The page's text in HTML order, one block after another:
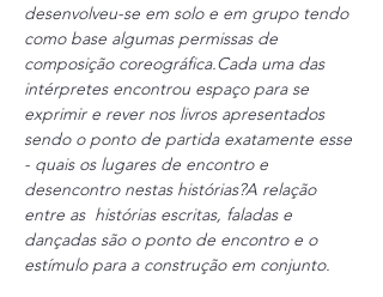
desenvolveu-se em solo e em grupo tendo
como base algumas permissas de
composição coreográfica.Cada uma das
intérpretes encontrou espaço para se
exprimir e rever nos livros apresentados
sendo o ponto de partida exatamente esse
- quais os lugares de encontro e
desencontro nestas histórias?A relação
entre as  histórias escritas, faladas e
dançadas são o ponto de encontro e o
estímulo para a construção em conjunto.